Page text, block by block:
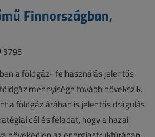
Finnországban,
3795
a földgáz- felhasználás jelentős
mennyisége tovább növekszik.
a földgáz árában is jelentős drágulás
cél és feladat, hogy a hazai